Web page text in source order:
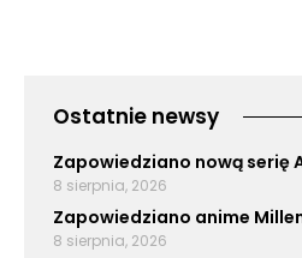
Ostatnie newsy
Zapowiedziano nową serię
8 sierpnia, 2026
Zapowiedziano anime
8 sierpnia, 2026